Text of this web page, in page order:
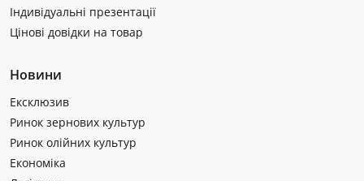
Індивідуальні презентації
Цінові довідки на товар
Новини
Ексклюзив
Ринок зернових культур
Ринок олійних культур
Економіка